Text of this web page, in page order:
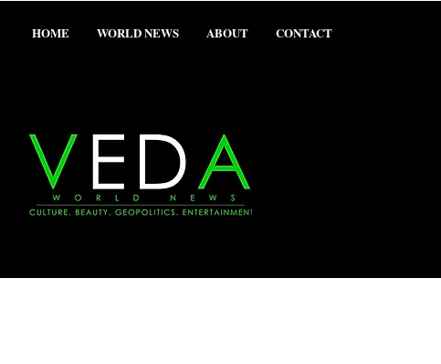
HOME WORLD NEWS ABOUT CONTACT